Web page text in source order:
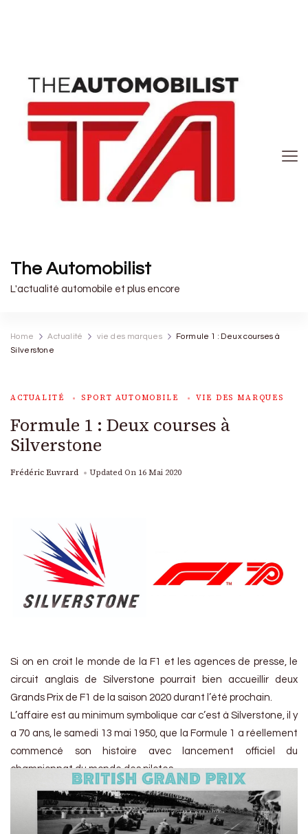
The Automobilist
L'actualité automobile et plus encore
Home Actualité vie des marques
Formule 1 : Deux courses à
Silverstone
ACTUALITÉ SPORT AUTOMOBILE VIE DES MARQUES
Formule 1 : Deux courses à
Silverstone
Frédéric Euvrard Updated On 16 Mai 2020
Si on en croit le monde de la F1 et les agences de presse, le
circuit anglais de Silverstone pourrait bien accueillir deux
Grands Prix de F1 de la saison 2020 durant l’été prochain.
L’affaire est au minimum symbolique car c’est à Silverstone, il y
a 70 ans, le samedi 13 mai 1950, que la Formule 1 a réellement
commencé son histoire avec lancement officiel du
championnat du monde des pilotes.